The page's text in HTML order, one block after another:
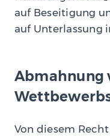
auf Beseitigung
auf Unterlassung
Abmahnung
Von diesem